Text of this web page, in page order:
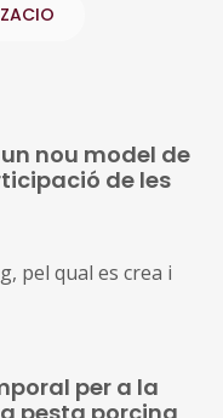
nou model de
de les
pel qual es crea i
per a la